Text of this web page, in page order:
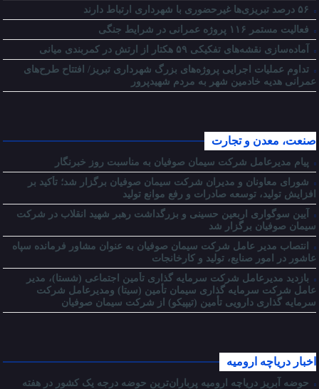
فعالیت مستمر ۱۱۶ پروژه عمرانی در شرایط جنگی
آماده‌سازی نقشه‌های تفکیکی ۵۹ هکتار از ارتش در کمربندی میانی
تداوم عملیات اجرایی پروژه‌های بزرگ شهرداری تبریز/ افتتاح طرح‌های
عمرانی هدیه خادمین شهر به مردم شهیدپرور
صنعت، معدن و تجارت
پیام مدیرعامل شرکت سیمان صوفیان به مناسبت روز خبرنگار
شورای معاونان و مدیران شرکت سیمان صوفیان برگزار شد؛ تأکید بر
افزایش تولید، توسعه صادرات و رفع موانع تولید
آیین سوگواری اربعین حسینی و بزرگداشت رهبر شهید انقلاب در شرکت
سیمان صوفیان برگزار شد
انتصاب مدیر عامل شرکت سیمان صوفیان به عنوان مشاور فرمانده سپاه
عاشور در امور صنایع، تولید و کارخانجات
بازدید مدیرعامل شرکت سرمایه گذاری تأمین اجتماعی (شستا)، مدیر
عامل شرکت سرمایه گذاری سیمان تأمین (سیتا) ومدیرعامل شرکت
سرمایه گذاری دارویی تأمین (تیپیکو) از شرکت سیمان صوفیان
اخبار دریاچه ارومیه
حوضه آبریز دریاچه ارومیه پرباران‌ترین حوضه‌ درجه یک کشور در هفته